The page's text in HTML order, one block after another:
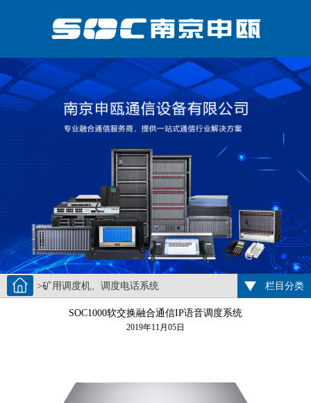
>矿用调度机、调度电话系统 栏目分类
SOC1000软交换融合通信IP语音调度系统
2019年11月05日